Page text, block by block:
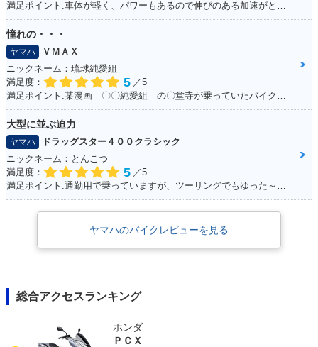
憧れの・・・
ヤマハ
ＶＭＡＸ
ニックネーム：琉球純愛組
満足度：
5 ／5
大型に並ぶ迫力
ヤマハ
ドラッグスター４００クラシック
ニックネーム：とんこつ
満足度：
5 ／5
ヤマハのバイクレビューを見る
総合アクセスランキング
ホンダ
ＰＣＸ